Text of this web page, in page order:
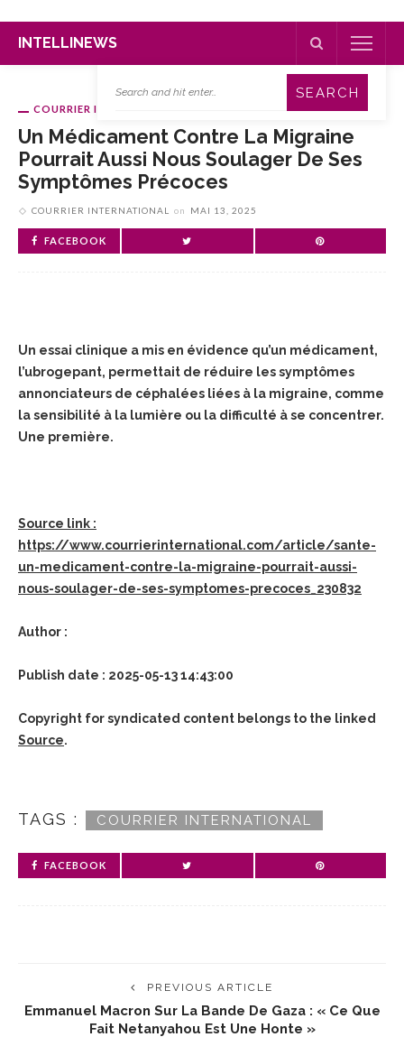
INTELLINEWS
COURRIER INTERNATIONAL
Un Médicament Contre La Migraine
Pourrait Aussi Nous Soulager De Ses
Symptômes Précoces
COURRIER INTERNATIONAL on MAI 13, 2025
FACEBOOK
Un essai clinique a mis en évidence qu’un médicament,
l’ubrogepant, permettait de réduire les symptômes
annonciateurs de céphalées liées à la migraine, comme
la sensibilité à la lumière ou la difficulté à se concentrer.
Une première.
Source link :
https://www.courrierinternational.com/article/sante-
un-medicament-contre-la-migraine-pourrait-aussi-
nous-soulager-de-ses-symptomes-precoces_230832
Author :
Publish date : 2025-05-13 14:43:00
Copyright for syndicated content belongs to the linked
Source.
TAGS : COURRIER INTERNATIONAL
FACEBOOK
PREVIOUS ARTICLE
Emmanuel Macron Sur La Bande De Gaza : « Ce Que
Fait Netanyahou Est Une Honte »